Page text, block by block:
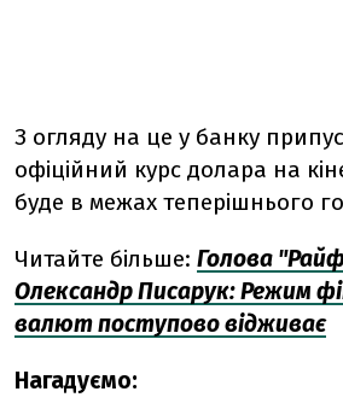
З огляду на це у банку
офіційний курс долара на
буде в межах теперішнього
Читайте більше: Голова
Олександр Писарук: Режим
валют поступово відживає
Нагадуємо: